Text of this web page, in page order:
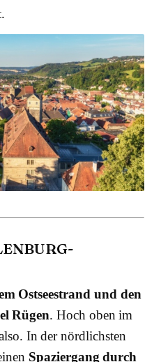
Ostseestrand und den
Rügen. Hoch oben im
In der nördlichsten
Spaziergang durch